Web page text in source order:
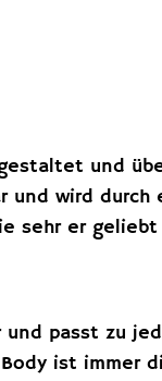
und
und wird
sehr er geliebt
passt zu
ist immer